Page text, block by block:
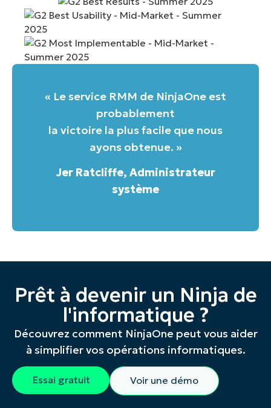
« Le service RMM de NinjaOne est
probablement
la victoire la plus facile que nous
ayons obtenue. »
Jer Ratcliffe, Administrateur
système
Prêt à devenir un Ninja de
l'informatique ?
Découvrez comment NinjaOne peut vous aider
à simplifier vos opérations informatiques.
Essai gratuit Voir une démo